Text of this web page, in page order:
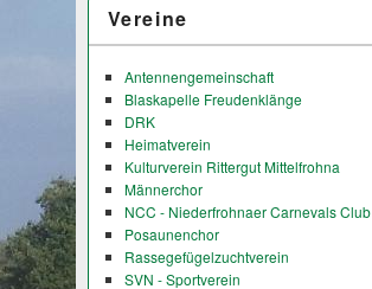
Vereine
Antennengemeinschaft
Blaskapelle Freudenklänge
DRK
Heimatverein
Kulturverein Rittergut Mittelfrohna
Männerchor
NCC - Niederfrohnaer Carnevals Club
Posaunenchor
Rassegefügelzuchtverein
SVN - Sportverein